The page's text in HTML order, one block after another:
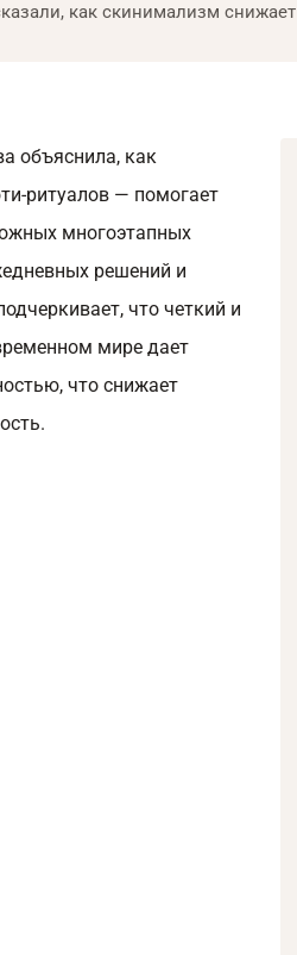
как скинимализм снижает
объяснила, как
ритуалов — помогает
многоэтапных
решений и
что четкий и
мире дает
что снижает